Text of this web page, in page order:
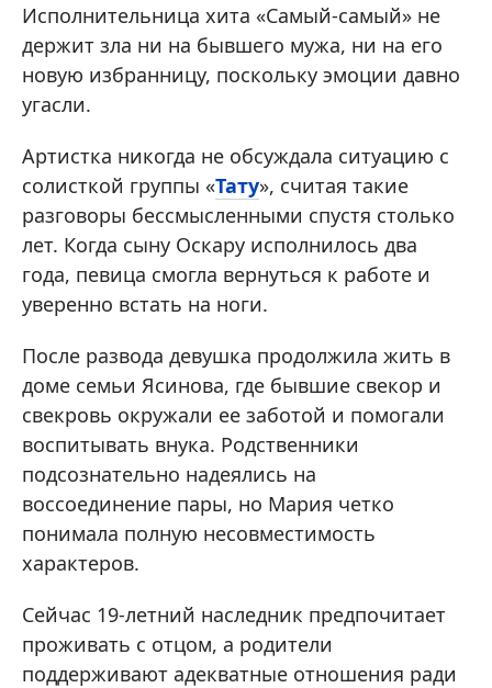
Исполнительница хита «Самый-самый» не
держит зла ни на бывшего мужа, ни на его
новую избранницу, поскольку эмоции давно
угасли.
Артистка никогда не обсуждала ситуацию с
солисткой группы «Тату», считая такие
разговоры бессмысленными спустя столько
лет. Когда сыну Оскару исполнилось два
года, певица смогла вернуться к работе и
уверенно встать на ноги.
После развода девушка продолжила жить в
доме семьи Ясинова, где бывшие свекор и
свекровь окружали ее заботой и помогали
воспитывать внука. Родственники
подсознательно надеялись на
воссоединение пары, но Мария четко
понимала полную несовместимость
характеров.
Сейчас 19-летний наследник предпочитает
проживать с отцом, а родители
поддерживают адекватные отношения ради